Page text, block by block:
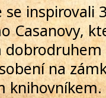
se inspirovali
Casanovy,
na
knihovníkem.